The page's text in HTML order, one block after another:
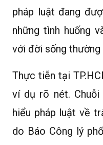
pháp luật đang
những tình huống
với đời sống thường
Thực tiễn tại
ví dụ rõ nét.
hiểu pháp luật về
do Báo Công lý